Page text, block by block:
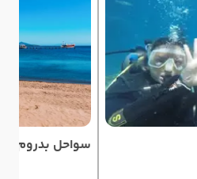
سواحل بدروم